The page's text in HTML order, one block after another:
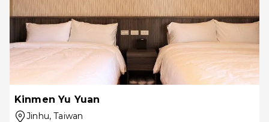
Kinmen Yu Yuan
Jinhu, Taiwan